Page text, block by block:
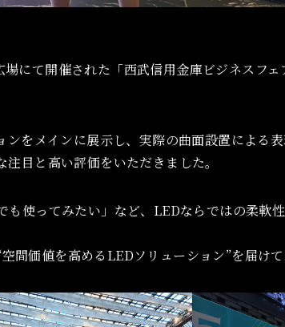
にて開催された「西武信用金庫ビジネスフ
をメインに展示し、実際の曲面設置による
目と高い評価をいただきました。
も使ってみたい」など、LEDならではの柔軟
価値を高めるLEDソリューション”を届けて